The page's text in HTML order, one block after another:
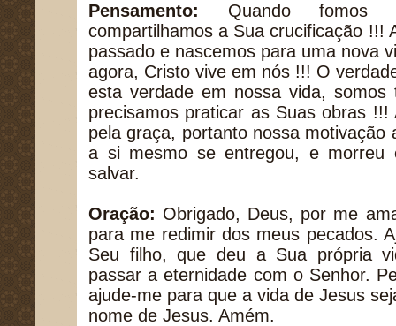
Pensamento: Quando fomos
compartilhamos a Sua crucificação !!!
passado e nascemos para uma nova
agora, Cristo vive em nós !!! O
esta verdade em nossa vida, somos
precisamos praticar as Suas obras
pela graça, portanto nossa motivação
a si mesmo se entregou, e morreu
salvar.
Oração: Obrigado, Deus, por me
para me redimir dos meus pecados.
Seu filho, que deu a Sua própria
passar a eternidade com o Senhor.
ajude-me para que a vida de Jesus
nome de Jesus. Amém.